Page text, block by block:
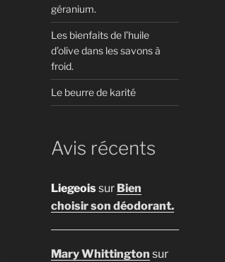
géranium.
Les bienfaits de l’huile
d’olive dans les savons à
froid.
Le beurre de karité
Avis récents
Liegeoissur Bien
choisir son déodorant.
Mary Whittington sur